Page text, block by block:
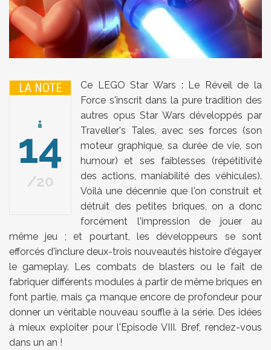
LA NOTE
14
20
Ce LEGO Star Wars : Le Réveil de la
Force s'inscrit dans la pure tradition des
autres opus Star Wars développés par
Traveller's Tales, avec ses forces (son
moteur graphique, sa durée de vie, son
humour) et ses faiblesses (répétitivité
des actions, maniabilité des véhicules).
Voilà une décennie que l'on construit et
détruit des petites briques, on a donc
forcément l'impression de jouer au
même jeu ; et pourtant, les développeurs se sont
efforcés d'inclure deux-trois nouveautés histoire d'égayer
le gameplay. Les combats de blasters ou le fait de
fabriquer différents modules à partir de même briques en
font partie, mais ça manque encore de profondeur pour
donner un véritable nouveau souffle à la série. Des idées
à mieux exploiter pour l'Episode VIII. Bref, rendez-vous
dans un an !